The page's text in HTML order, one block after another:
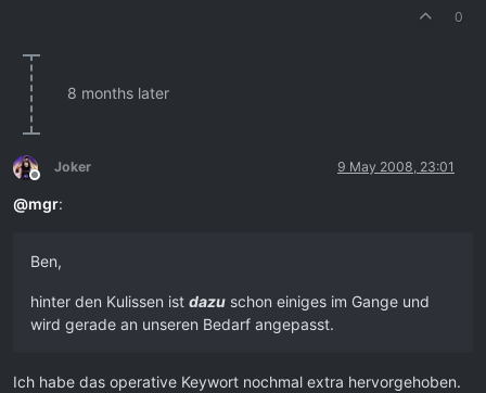
0
8 months later
Offline
Joker 9 May 2008, 23:01
@mgr:
Ben,
hinter den Kulissen ist dazu schon einiges im Gange und
wird gerade an unseren Bedarf angepasst.
Ich habe das operative Keywort nochmal extra hervorgehoben.